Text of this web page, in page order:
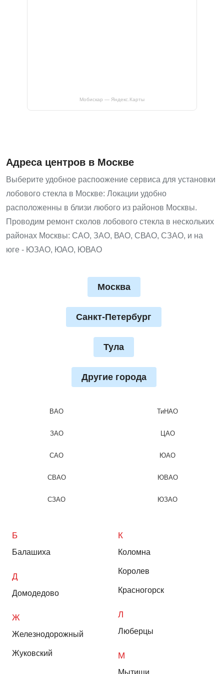
Мобискар — Яндекс.Карты
Адреса центров в Москве
Выберите удобное распоожение сервиса для установки
лобового стекла в Москве: Локации удобно
расположенны в близи любого из районов Москвы.
Проводим ремонт сколов лобового стекла в нескольких
районах Москвы: САО, ЗАО, ВАО, СВАО, СЗАО, и на
юге - ЮЗАО, ЮАО, ЮВАО
Москва
Санкт-Петербург
Тула
Другие города
ВАО
ЗАО
САО
СВАО
СЗАО
ТиНАО
ЦАО
ЮАО
ЮВАО
ЮЗАО
Б
Балашиха
Д
Домодедово
Ж
Железнодорожный
Жуковский
К
Коломна
Королев
Красногорск
Л
Люберцы
М